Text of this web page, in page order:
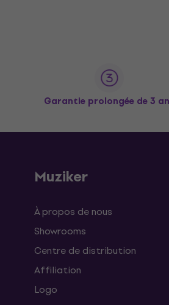
Garantie prolongée de 3
Muziker
À propos de nous
Showrooms
Centre de distribution
Affiliation
Logo